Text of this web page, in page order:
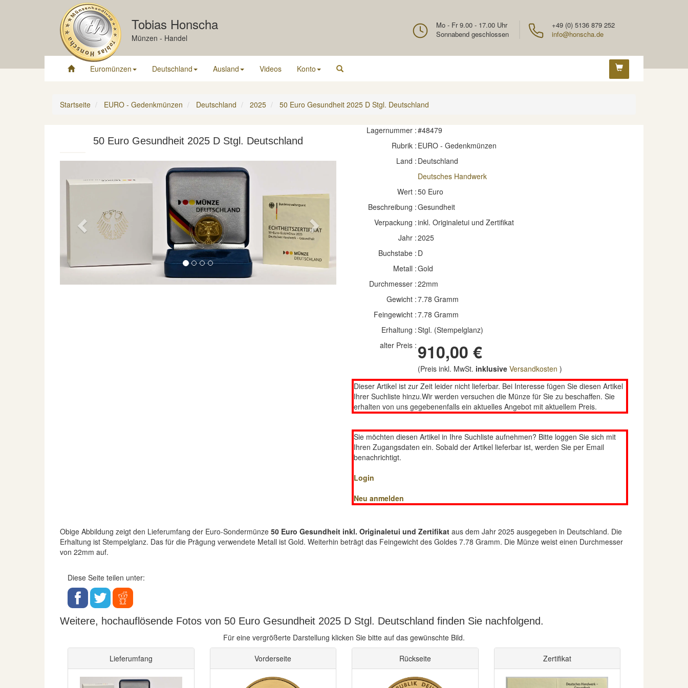
Tobias Honscha
Münzen - Handel
+49 (0) 5136 879 252
info@honscha.de
Mo - Fr 9.00 - 17.00 Uhr
Sonnabend geschlossen
Euromünzen Deutschland Ausland Videos Konto
Startseite EURO - Gedenkmünzen Deutschland 2025 50 Euro Gesundheit 2025 D Stgl. Deutschland
50 Euro Gesundheit 2025 D Stgl. Deutschland
Previous Next
Lagernummer :#48479
Rubrik : EURO - Gedenkmünzen
Land : Deutschland
Deutsches Handwerk
Wert :50 Euro
Beschreibung :Gesundheit
Verpackung :inkl. Originaletui und Zertifikat
Jahr :2025
Buchstabe : D
Metall :Gold
Durchmesser :22mm
Gewicht :7.78 Gramm
Feingewicht :7.78 Gramm
Erhaltung :Stgl. (Stempelglanz)
alter Preis : 910,00 €
(Preis inkl. MwSt. inklusive Versandkosten )
Dieser Artikel ist zur Zeit leider nicht lieferbar. Bei Interesse fügen Sie diesen Artikel
Ihrer Suchliste hinzu.Wir werden versuchen die Münze für Sie zu beschaffen. Sie
erhalten von uns gegebenenfalls ein aktuelles Angebot mit aktuellem Preis.
Sie möchten diesen Artikel in Ihre Suchliste aufnehmen? Bitte loggen Sie sich mit
Ihren Zugangsdaten ein. Sobald der Artikel lieferbar ist, werden Sie per Email
benachrichtigt.
Login
Neu anmelden
Obige Abbildung zeigt den Lieferumfang der Euro-Sondermünze 50 Euro Gesundheit inkl. Originaletui und Zertifikat aus dem Jahr 2025 ausgegeben in Deutschland. Die
Erhaltung ist Stempelglanz. Das für die Prägung verwendete Metall ist Gold. Weiterhin beträgt das Feingewicht des Goldes 7.78 Gramm. Die Münze weist einen Durchmesser
von 22mm auf.
Diese Seite teilen unter:
Weitere, hochauflösende Fotos von 50 Euro Gesundheit 2025 D Stgl. Deutschland finden Sie nachfolgend.
Für eine vergrößerte Darstellung klicken Sie bitte auf das gewünschte Bild.
Lieferumfang Vorderseite Rückseite Zertifikat